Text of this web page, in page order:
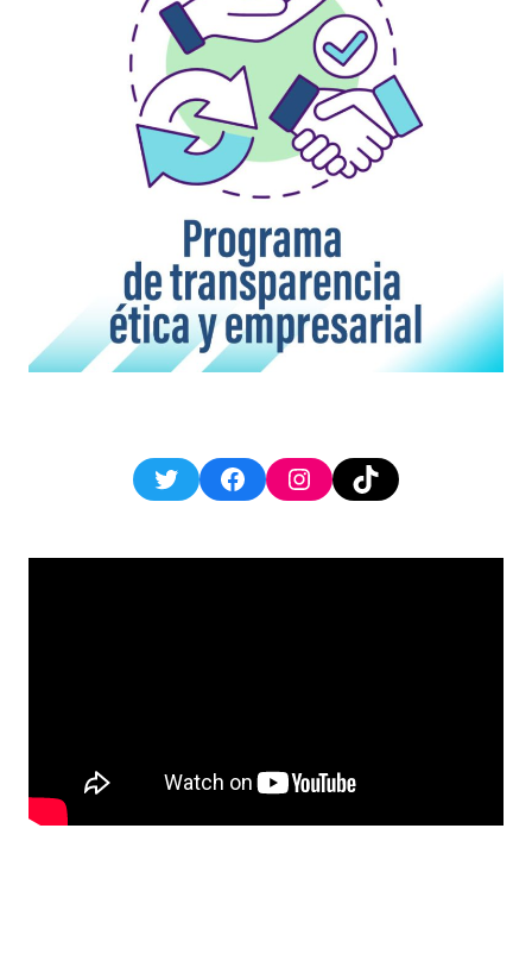
TwitterFacebookInstagram
TikTok